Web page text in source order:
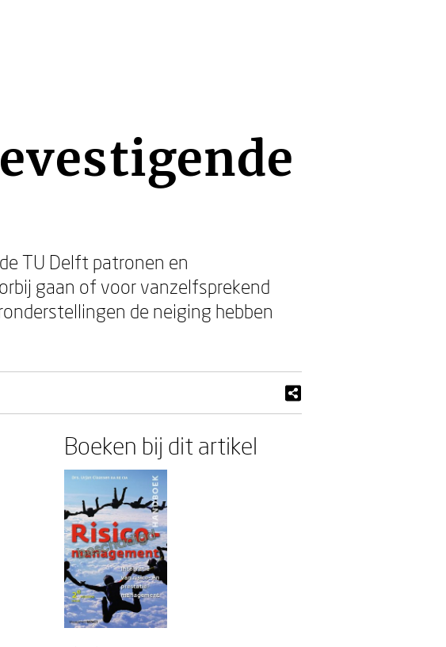
TU Delft patronen en
gaan of voor vanzelfsprekend
de neiging hebben
Boeken bij dit artikel